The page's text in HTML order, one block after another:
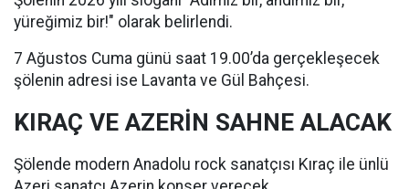
yüreğimiz bir!" olarak belirlendi.
7 Ağustos Cuma günü saat 19.00’da gerçekleşecek
şölenin adresi ise Lavanta ve Gül Bahçesi.
KIRAÇ VE AZERİN SAHNE ALACAK
Şölende modern Anadolu rock sanatçısı Kıraç ile ünlü